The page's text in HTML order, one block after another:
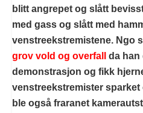
blitt angrepet og slått
med gass og slått med
venstreekstremistene. Ngo
grov vold og overfall
da han
demonstrasjon og fikk
venstreekstremister sparket
ble også fraranet